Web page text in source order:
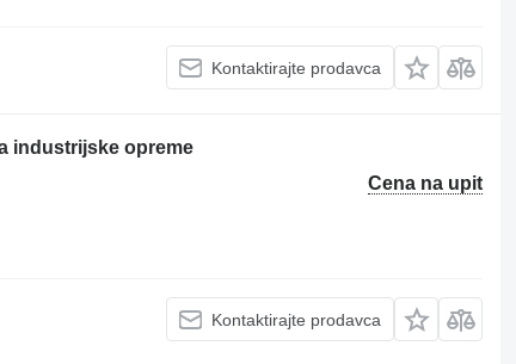
Kontaktirajte prodavca
industrijske opreme
Cena na upit
Kontaktirajte prodavca